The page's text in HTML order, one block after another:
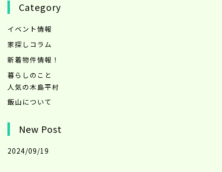
Category
イベント情報
家探しコラム
新着物件情報！
暮らしのこと
人気の木島平村
飯山について
New Post
2024/09/19